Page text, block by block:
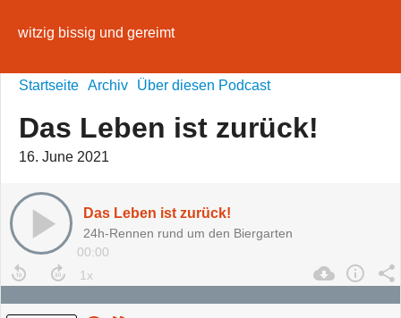
witzig bissig und gereimt
Startseite Archiv Über diesen Podcast
Das Leben ist zurück!
16. June 2021
Das Leben ist zurück!
24h-Rennen rund um den Biergarten
00:00